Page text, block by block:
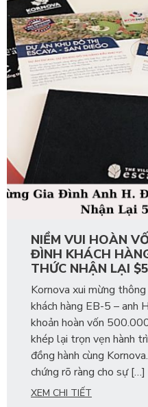
NIỀM VUI HOÀN
ĐÌNH KHÁCH
THỨC NHẬN LẠI
Kornova xui mừng
khách hàng EB-5 – anh
khoản hoàn vốn
khép lại trọn vẹn hành
đồng hành cùng
chứng rõ ràng cho sự […]
XEM CHI TIẾT